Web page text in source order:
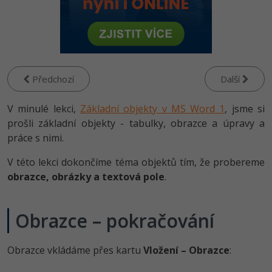
HTML5, CSS3, Bootstrap, SEO
SQL a databáze
Testování a verzování
UML a návrhové vzory
React
Spring
Django
Best practices
JavaScript
Python
HTML / CSS
UML a návrhové vzory
MySQL/MariaDB
SQLite
Vývojář mobilních aplikací
Specialista na AI a bigdata
C# Game developer
Webdesigner
Tester
Grafik / UX/UI návrhář
Python -80%
JavaScript -80%
PHP
-80%
Swift -80%
C -80%
Digitální gramotnost
Marketing -30%
WordPress
-30%
UX
Business
Kryptoměny -25%
Předchozí Další
V minulé lekci, Základní objekty v MS Word 1, jsme si
prošli základní objekty - tabulky, obrazce a úpravy a
práce s nimi.
V této lekci dokončíme téma objektů tím, že probereme
obrazce, obrázky a textová pole.
Obrazce – pokračování
Obrazce vkládáme přes kartu Vložení – Obrazce: